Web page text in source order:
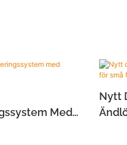
Med
Nytt